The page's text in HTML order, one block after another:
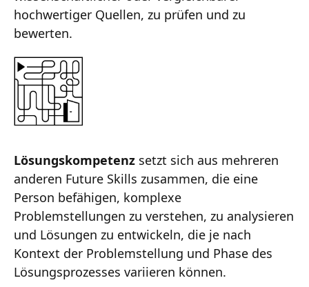
hochwertiger Quellen, zu prüfen und zu
bewerten.
Lösungskompetenz setzt sich aus mehreren
anderen Future Skills zusammen, die eine
Person befähigen, komplexe
Problemstellungen zu verstehen, zu analysieren
und Lösungen zu entwickeln, die je nach
Kontext der Problemstellung und Phase des
Lösungsprozesses variieren können.